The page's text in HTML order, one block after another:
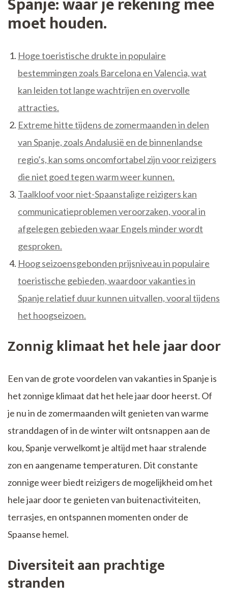
moet houden.
Hoge toeristische drukte in populaire
bestemmingen zoals Barcelona en Valencia, wat
kan leiden tot lange wachtrijen en overvolle
attracties.
Extreme hitte tijdens de zomermaanden in delen
van Spanje, zoals Andalusië en de binnenlandse
regio’s, kan soms oncomfortabel zijn voor reizigers
die niet goed tegen warm weer kunnen.
Taalkloof voor niet-Spaanstalige reizigers kan
communicatieproblemen veroorzaken, vooral in
afgelegen gebieden waar Engels minder wordt
gesproken.
Hoog seizoensgebonden prijsniveau in populaire
toeristische gebieden, waardoor vakanties in
Spanje relatief duur kunnen uitvallen, vooral tijdens
het hoogseizoen.
Zonnig klimaat het hele jaar door
Een van de grote voordelen van vakanties in Spanje is
het zonnige klimaat dat het hele jaar door heerst. Of
je nu in de zomermaanden wilt genieten van warme
stranddagen of in de winter wilt ontsnappen aan de
kou, Spanje verwelkomt je altijd met haar stralende
zon en aangename temperaturen. Dit constante
zonnige weer biedt reizigers de mogelijkheid om het
hele jaar door te genieten van buitenactiviteiten,
terrasjes, en ontspannen momenten onder de
Spaanse hemel.
Diversiteit aan prachtige
stranden